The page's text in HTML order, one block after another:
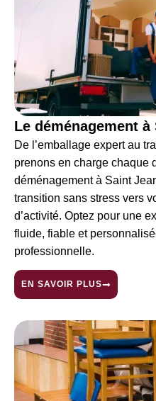
Le déménagement
De l’emballage expert au
prenons en charge chaque
déménagement à Saint
transition sans stress vers
d’activité. Optez pour une
fluide, fiable et
professionnelle.
EN SAVOIR PLUS